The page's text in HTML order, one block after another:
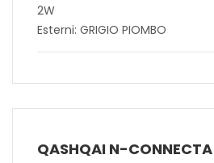
2W
Esterni: GRIGIO PIOMBO